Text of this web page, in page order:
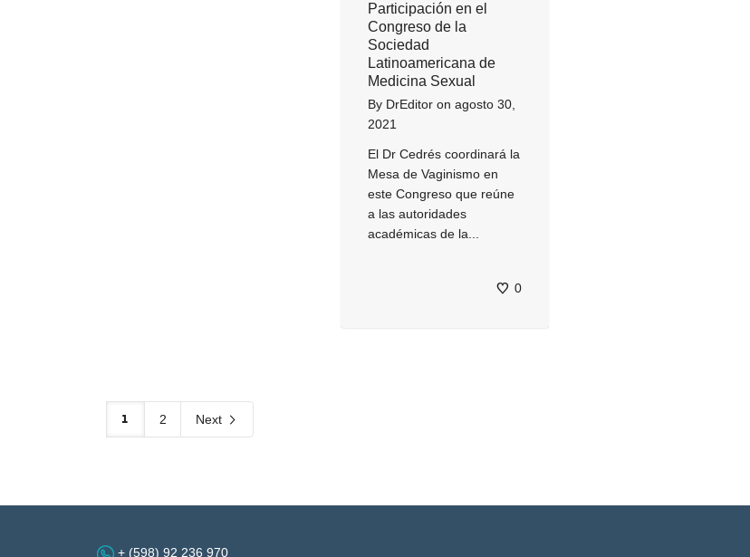
Participación en el
Congreso de la
Sociedad
Latinoamericana de
Medicina Sexual
By DrEditor on agosto 30,
2021
El Dr Cedrés coordinará la
Mesa de Vaginismo en
este Congreso que reúne
a las autoridades
académicas de la...
0
1 2 Next
+ (598) 92 236 970